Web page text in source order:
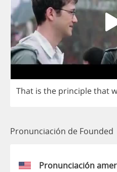
That is the principlethat
Pronunciación de Founded
Pronunciación